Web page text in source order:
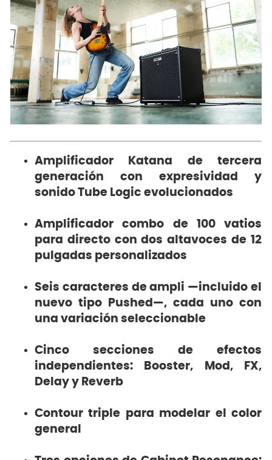
Amplificador Katana de tercera
generación con expresividad y
sonido Tube Logic evolucionados
Amplificador combo de 100 vatios
para directo con dos altavoces de 12
pulgadas personalizados
Seis caracteres de ampli —incluido el
nuevo tipo Pushed—, cada uno con
una variación seleccionable
Cinco secciones de efectos
independientes: Booster, Mod, FX,
Delay y Reverb
Contour triple para modelar el color
general